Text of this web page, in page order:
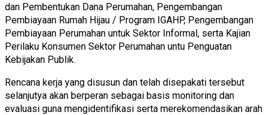
dan Pembentukan Dana Perumahan, Pengembangan
Pembiayaan Rumah Hijau / Program IGAHP, Pengembangan
Pembiayaan Perumahan untuk Sektor Informal, serta Kajian
Perilaku Konsumen Sektor Perumahan untu Penguatan
Kebijakan Publik.
Rencana kerja yang disusun dan telah disepakati tersebut
selanjutya akan berperan sebagai basis monitoring dan
evaluasi guna mengidentifikasi serta merekomendasikan arah